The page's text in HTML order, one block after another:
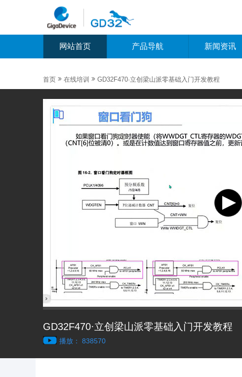
网站首页 产品导航 新闻资讯
首页  在线培训  GD32F470·立创梁山派零基础入门开发教程
GD32F470·立创梁山派零基础入门开发教程
播放： 838570